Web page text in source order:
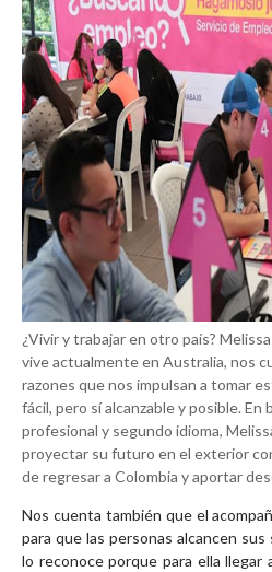
¿Vivir y trabajar en otro país?
vive actualmente en Australia, nos
razones que nos impulsan a tomar
fácil, pero sí alcanzable y posible.
profesional y segundo idioma,
proyectar su futuro en el exterior
de regresar a Colombia y aportar
Nos cuenta también que el
para que las personas alcancen
lo reconoce porque para ella